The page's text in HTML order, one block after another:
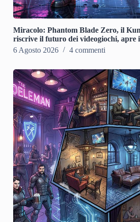
Miracolo: Phantom Blade Zero, il
riscrive il futuro dei videogiochi, apre
6 Agosto 2026
4 commenti